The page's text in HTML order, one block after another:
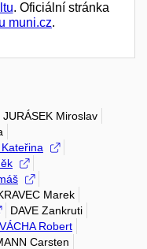
. Oficiální stránka
muni.cz.
JURÁSEK Miroslav
Marek
DAVE Zankruti
VÁCHA Robert
Carsten